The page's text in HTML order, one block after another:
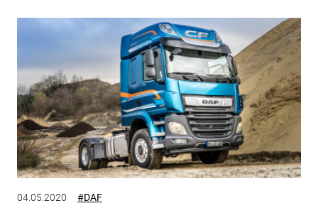
04.05.2020 #DAF